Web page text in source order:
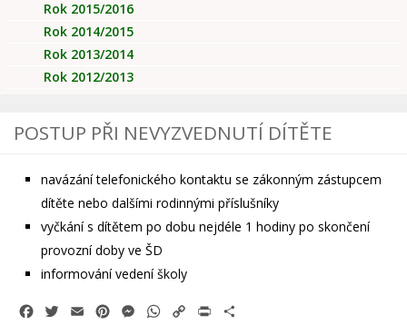
POSTUP PŘI NEVYZVEDNUTÍ DÍTĚTE
navázání telefonického kontaktu se zákonným zástupcem
dítěte nebo dalšími rodinnými příslušníky
vyčkání s dítětem po dobu nejdéle 1 hodiny po skončení
provozní doby ve ŠD
informování vedení školy
FacebookTwitterEmail PinterestMessenger
WhatsApp
Copy
Print
Rok 2015/2016
Rok 2014/2015
Rok 2013/2014
Rok 2012/2013